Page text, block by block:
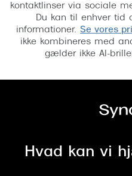
kontaktlinser via sociale
Du kan til enhver tid
informationer. Se vores
ikke kombineres med
gælder ikke AI-
Hvad kan vi